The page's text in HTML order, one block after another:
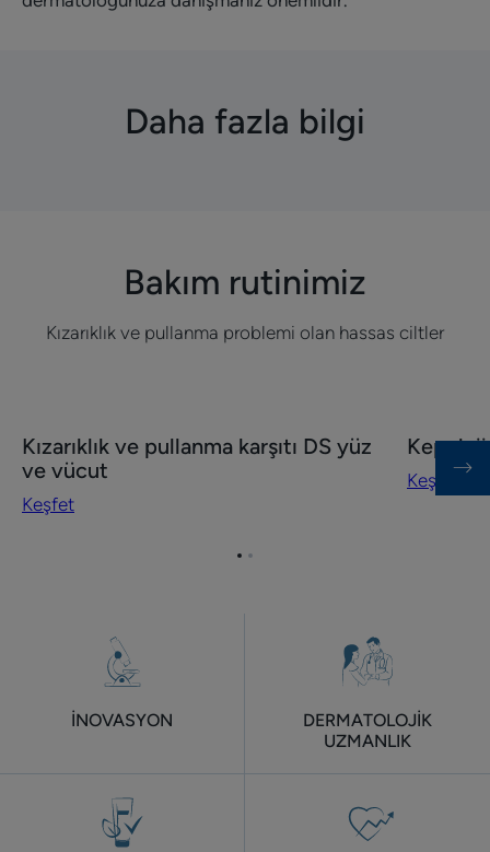
Daha fazla bilgi
Bakım rutinimiz
Kızarıklık ve pullanma problemi olan hassas ciltler
Kızarıklık
ve
pullanma
Kızarıklık ve pullanma karşıtı DS yüz
ve vücut
Keşfet
Kepek
önleyici
Kepek
Keşfet
ÖğeÖğe
İNOVASYON
DERMATOLOJİK
UZMANLIK